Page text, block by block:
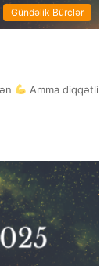
Gündəlik Bürclər
Amma diqqətli